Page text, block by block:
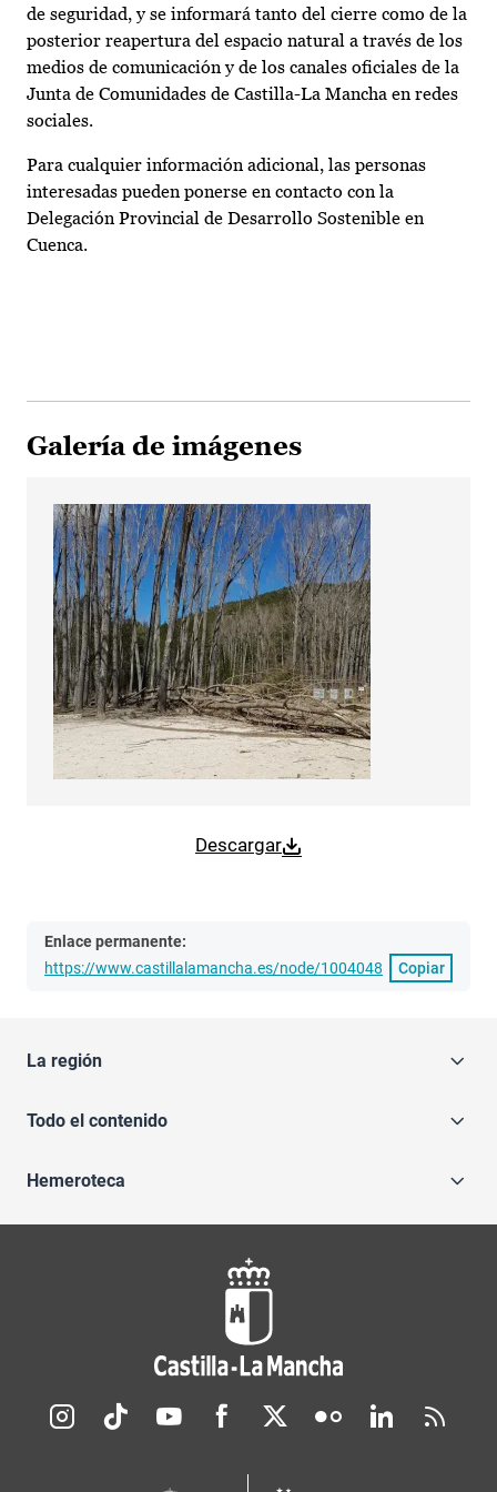
de seguridad, y se informará tanto del cierre como de la
posterior reapertura del espacio natural a través de los
medios de comunicación y de los canales oficiales de la
Junta de Comunidades de Castilla-La Mancha en redes
sociales.
Para cualquier información adicional, las personas
interesadas pueden ponerse en contacto con la
Delegación Provincial de Desarrollo Sostenible en
Cuenca.
Galería de imágenes
Descargar
Enlace permanente:
https://www.castillalamancha.es/node/1004048
Copiar
La región
Todo el contenido
Hemeroteca
Redes sociales JCCM